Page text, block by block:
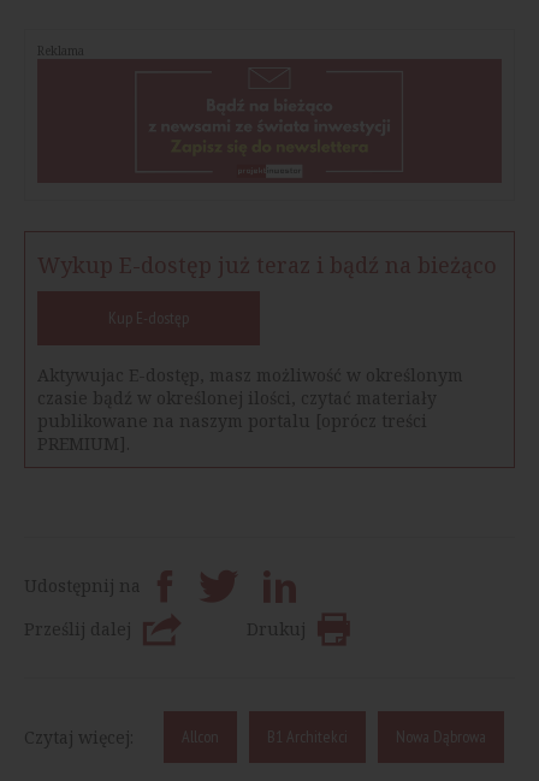
Reklama
Wykup E-dostęp już teraz i bądź na bieżąco
Kup E-dostęp
Aktywujac E-dostęp, masz możliwość w określonym
czasie bądź w określonej ilości, czytać materiały
publikowane na naszym portalu [oprócz treści
PREMIUM].
Udostępnij na
Prześlij dalej
Drukuj
Czytaj więcej: Allcon B1 Architekci Nowa Dąbrowa